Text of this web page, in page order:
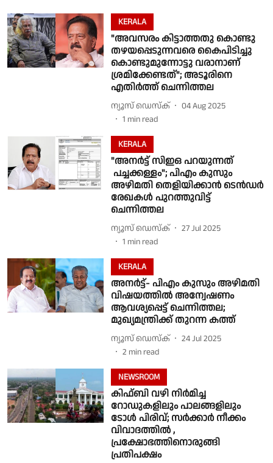
KERALA
"അവസരം കിട്ടാത്തതു കൊണ്ടു
തഴയപ്പെടുന്നവരെ കൈപിടിച്ചു
കൊണ്ടുമുന്നോട്ടു വരാനാണ്
ശ്രമിക്കേണ്ടത്"; അടൂരിനെ
എതിർത്ത് ചെന്നിത്തല
ന്യൂസ് ഡെസ്ക്
04 Aug 2025
1 min read
KERALA
"അനർട്ട് സിഇഒ പറയുന്നത്
പച്ചക്കള്ളം"; പിഎം കുസും
അഴിമതി തെളിയിക്കാൻ ടെൻഡർ
രേഖകൾ പുറത്തുവിട്ട്
ചെന്നിത്തല
ന്യൂസ് ഡെസ്ക്
27 Jul 2025
1 min read
KERALA
അനർട്ട്- പിഎം കുസും അഴിമതി
വിഷയത്തിൽ അന്വേഷണം
ആവശ്യപ്പെട്ട് ചെന്നിത്തല;
മുഖ്യമന്ത്രിക്ക് തുറന്ന കത്ത്
ന്യൂസ് ഡെസ്ക്
24 Jul 2025
2 min read
NEWSROOM
കിഫ്ബി വഴി നിർമിച്ച
റോഡുകളിലും പാലങ്ങളിലും
ടോൾ പിരിവ്; സർക്കാർ നീക്കം
വിവാദത്തിൽ ,
പ്രക്ഷോഭത്തിനൊരുങ്ങി
പ്രതിപക്ഷം